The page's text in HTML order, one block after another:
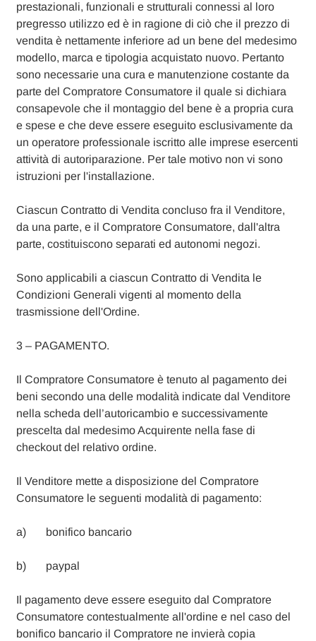
prestazionali, funzionali e strutturali connessi al loro
pregresso utilizzo ed è in ragione di ciò che il prezzo di
vendita è nettamente inferiore ad un bene del medesimo
modello, marca e tipologia acquistato nuovo. Pertanto
sono necessarie una cura e manutenzione costante da
parte del Compratore Consumatore il quale si dichiara
consapevole che il montaggio del bene è a propria cura
e spese e che deve essere eseguito esclusivamente da
un operatore professionale iscritto alle imprese esercenti
attività di autoriparazione. Per tale motivo non vi sono
istruzioni per l'installazione.
Ciascun Contratto di Vendita concluso fra il Venditore,
da una parte, e il Compratore Consumatore, dall'altra
parte, costituiscono separati ed autonomi negozi.
Sono applicabili a ciascun Contratto di Vendita le
Condizioni Generali vigenti al momento della
trasmissione dell'Ordine.
3 – PAGAMENTO.
Il Compratore Consumatore è tenuto al pagamento dei
beni secondo una delle modalità indicate dal Venditore
nella scheda dell’autoricambio e successivamente
prescelta dal medesimo Acquirente nella fase di
checkout del relativo ordine.
Il Venditore mette a disposizione del Compratore
Consumatore le seguenti modalità di pagamento:
a) bonifico bancario
b) paypal
Il pagamento deve essere eseguito dal Compratore
Consumatore contestualmente all'ordine e nel caso del
bonifico bancario il Compratore ne invierà copia